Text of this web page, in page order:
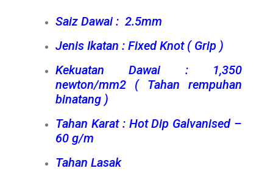
Saiz Dawai : 2.5mm
Jenis Ikatan : Fixed Knot ( Grip )
Kekuatan Dawai : 1,350
newton/mm2 ( Tahan rempuhan
binatang )
Tahan Karat : Hot Dip Galvanised –
60 g/m
Tahan Lasak